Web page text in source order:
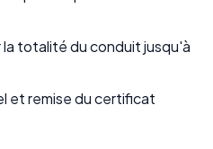
totalité du conduit jusqu'à
et remise du certificat